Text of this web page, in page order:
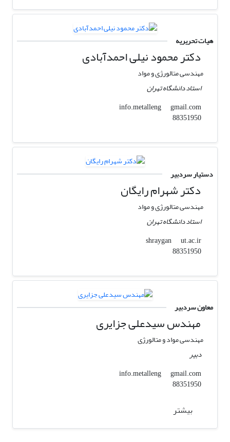
هیات تحریریه
دکتر محمود نیلی احمدآبادی
مهندسی متالورژی و مواد
استاد دانشگاه تهران
info.metalleng
gmail.com
88351950
دستیار سردبیر
دکتر شهرام رایگان
مهندسی متالورژی و مواد
استاد دانشگاه تهران
shraygan
ut.ac.ir
88351950
معاون سردبیر
مهندس سیدعلی جزایری
مهندسی مواد و متالورژی
دبیر
info.metalleng
gmail.com
88351950
بیشتر